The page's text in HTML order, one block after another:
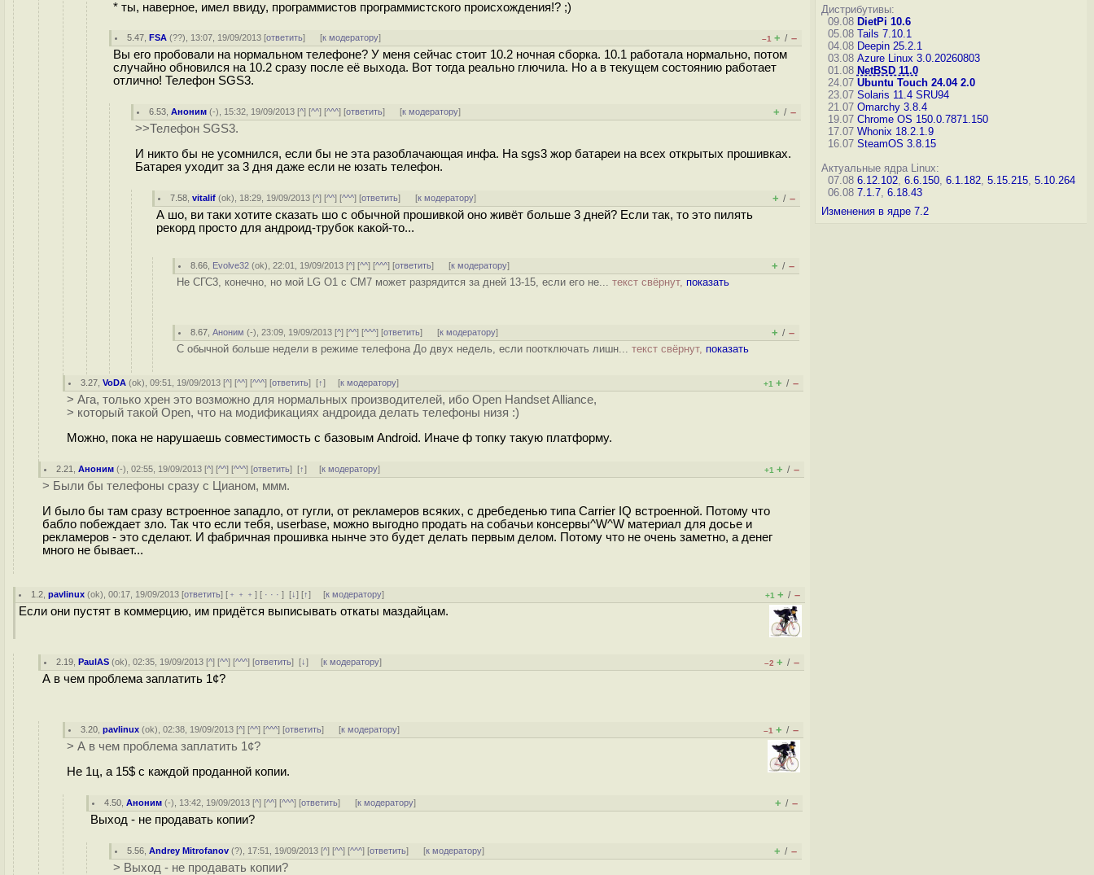
* ты, наверное, имел ввиду, программистов программистского происхождения!? ;)
5.47 ,FSA (??), 13:07, 19/09/2013 [ответить] [к модератору] –1 + / –
Вы его пробовали на нормальном телефоне? У меня сейчас стоит 10.2 ночная сборка. 10.1 работала нормально, потом
случайно обновился на 10.2 сразу после её выхода. Вот тогда реально глючила. Но а в текущем состоянию работает
отлично! Телефон SGS3.
6.53 ,Аноним (-), 15:32, 19/09/2013 [^] [^^] [^^^] [ответить] [к модератору] + / –
>>Телефон SGS3.
И никто бы не усомнился, если бы не эта разоблачающая инфа. На sgs3 жор батареи на всех открытых прошивках.
Батарея уходит за 3 дня даже если не юзать телефон.
7.58 ,vitalif (ok), 18:29, 19/09/2013 [^] [^^] [^^^] [ответить] [к модератору] + / –
А шо, ви таки хотите сказать шо с обычной прошивкой оно живёт больше 3 дней? Если так, то это пилять
рекорд просто для андроид-трубок какой-то...
8.66 Evolve32 (ok), 22:01, 19/09/2013 [^] [^^] [^^^] [ответить] [к модератору] + / –
Не СГС3, конечно, но мой LG O1 с CM7 может разрядится за дней 13-15, если его не... текст свёрнут, показать
8.67 ,Аноним (-), 23:09, 19/09/2013 [^] [^^] [^^^] [ответить] [к модератору] + / –
С обычной больше недели в режиме телефона До двух недель, если поотключать лишн... текст свёрнут, показать
3.27 ,VoDA (ok), 09:51, 19/09/2013 [^] [^^] [^^^] [ответить][↑] [к модератору] +1 + / –
> Ага, только хрен это возможно для нормальных производителей, ибо Open Handset Alliance,
> который такой Open, что на модификациях андроида делать телефоны низя :)
Можно, пока не нарушаешь совместимость с базовым Android. Иначе ф топку такую платформу.
2.21 ,Аноним (-), 02:55, 19/09/2013 [^] [^^] [^^^] [ответить][↑] [к модератору] +1 + / –
> Были бы телефоны сразу с Цианом, ммм.
И было бы там сразу встроенное западло, от гугли, от рекламеров всяких, с дребеденью типа Carrier IQ встроенной. Потому что
бабло побеждает зло. Так что если тебя, userbase, можно выгодно продать на собачьи консервы^W^W материал для досье и
рекламеров - это сделают. И фабричная прошивка нынче это будет делать первым делом. Потому что не очень заметно, а денег
много не бывает...
1.2 ,pavlinux (ok), 00:17, 19/09/2013 [ответить] [ ﹢﹢﹢] [ · · ·][↓] [↑] [к модератору] +1 + / –
Если они пустят в коммерцию, им придётся выписывать откаты маздайцам.
2.19 ,PaulAS (ok), 02:35, 19/09/2013 [^] [^^] [^^^] [ответить][↓] [к модератору] –2 + / –
А в чем проблема заплатить 1¢?
3.20 ,pavlinux (ok), 02:38, 19/09/2013 [^] [^^] [^^^] [ответить] [к модератору] –1 + / –
> А в чем проблема заплатить 1¢?
Не 1ц, а 15$ c каждой проданной копии.
4.50 ,Аноним (-), 13:42, 19/09/2013 [^] [^^] [^^^] [ответить] [к модератору] + / –
Выход - не продавать копии?
5.56 ,Andrey Mitrofanov (?), 17:51, 19/09/2013 [^] [^^] [^^^] [ответить] [к модератору] + / –
> Выход - не продавать копии?
Дистрибутивы:
09.08 DietPi 10.6
05.08 Tails 7.10.1
04.08 Deepin 25.2.1
03.08 Azure Linux 3.0.20260803
01.08 NetBSD 11.0
24.07 Ubuntu Touch 24.04 2.0
23.07 Solaris 11.4 SRU94
21.07 Omarchy 3.8.4
19.07 Chrome OS 150.0.7871.150
17.07 Whonix 18.2.1.9
16.07 SteamOS 3.8.15
Актуальные ядра Linux:
07.08 6.12.102, 6.6.150, 6.1.182, 5.15.215, 5.10.264
06.08 7.1.7, 6.18.43
Изменения в ядре 7.2